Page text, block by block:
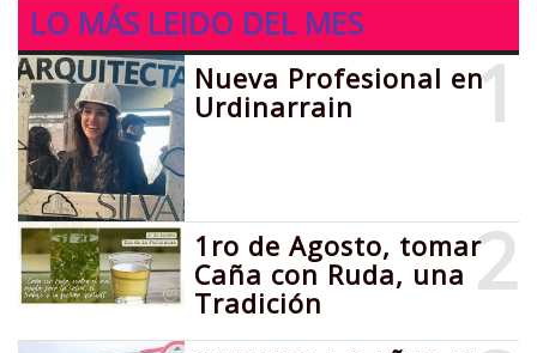
LO MÁS LEIDO DEL MES
1
Nueva Profesional en
Urdinarrain
2
1ro de Agosto, tomar
Caña con Ruda, una
Tradición